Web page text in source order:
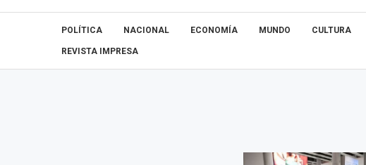
POLÍTICA NACIONAL ECONOMÍA MUNDO CULTURA
REVISTA IMPRESA